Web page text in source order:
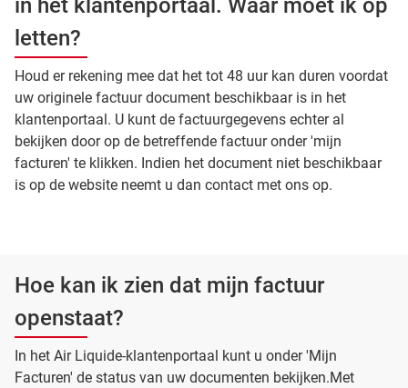
in het klantenportaal. Waar moet ik op
letten?
Houd er rekening mee dat het tot 48 uur kan duren voordat
uw originele factuur document beschikbaar is in het
klantenportaal. U kunt de factuurgegevens echter al
bekijken door op de betreffende factuur onder 'mijn
facturen' te klikken. Indien het document niet beschikbaar
is op de website neemt u dan contact met ons op.
Hoe kan ik zien dat mijn factuur
openstaat?
In het Air Liquide-klantenportaal kunt u onder 'Mijn
Facturen' de status van uw documenten bekijken.Met